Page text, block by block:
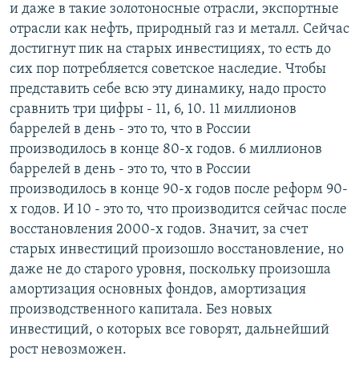
и даже в такие золотоносные отрасли, экспортные
отрасли как нефть, природный газ и металл. Сейчас
достигнут пик на старых инвестициях, то есть до
сих пор потребляется советское наследие. Чтобы
представить себе всю эту динамику, надо просто
сравнить три цифры - 11, 6, 10. 11 миллионов
баррелей в день - это то, что в России
производилось в конце 80-х годов. 6 миллионов
баррелей в день - это то, что в России
производилось в конце 90-х годов после реформ 90-
х годов. И 10 - это то, что производится сейчас после
восстановления 2000-х годов. Значит, за счет
старых инвестиций произошло восстановление, но
даже не до старого уровня, поскольку произошла
амортизация основных фондов, амортизация
производственного капитала. Без новых
инвестиций, о которых все говорят, дальнейший
рост невозможен.